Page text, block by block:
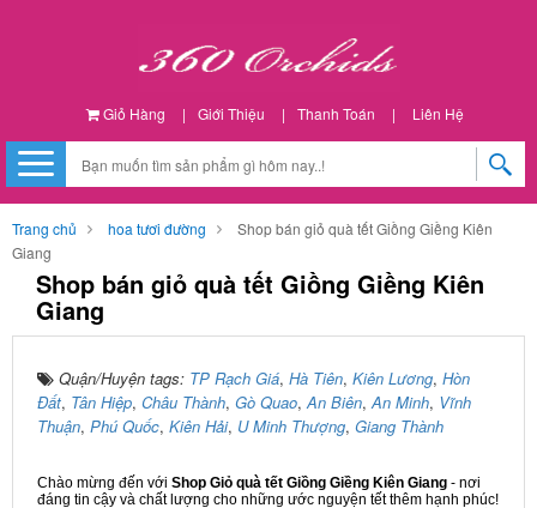
Giỏ Hàng | Giới Thiệu | Thanh Toán | Liên Hệ
Trang chủ hoa tươi đường
Shop bán giỏ quà tết Giồng Giềng Kiên
Giang
Shop bán giỏ quà tết Giồng Giềng Kiên
Giang
Quận/Huyện tags: TP Rạch Giá, Hà Tiên, Kiên Lương, Hòn
Đất, Tân Hiệp, Châu Thành, Gò Quao,An Biên,An Minh, Vĩnh
Thuận, Phú Quốc, Kiên Hải, U Minh Thượng, Giang Thành
Chào mừng đến với Shop Giỏ quà tết Giồng Giềng Kiên Giang - nơi
đáng tin cậy và chất lượng cho những ước nguyện tết thêm hạnh phúc!